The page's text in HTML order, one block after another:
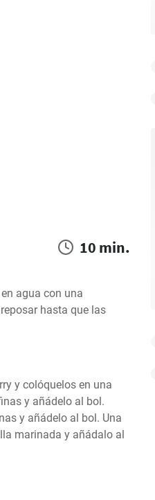
10 min.
agua con una
hasta que las
y colóquelos en una
y añádelo al bol.
y añádelo al bol. Una
marinada y añádalo al